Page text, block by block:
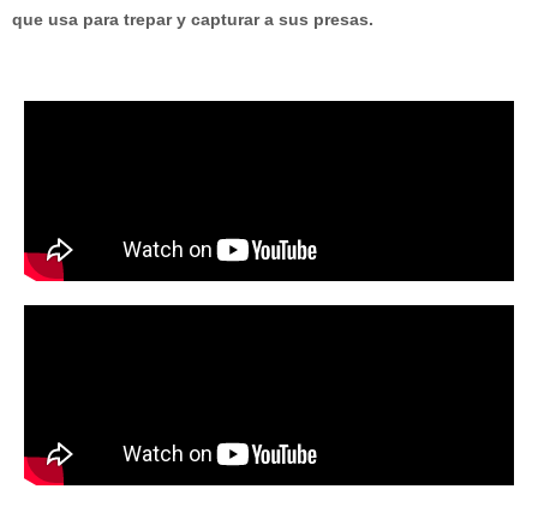
que usa para trepar y capturar a sus presas.